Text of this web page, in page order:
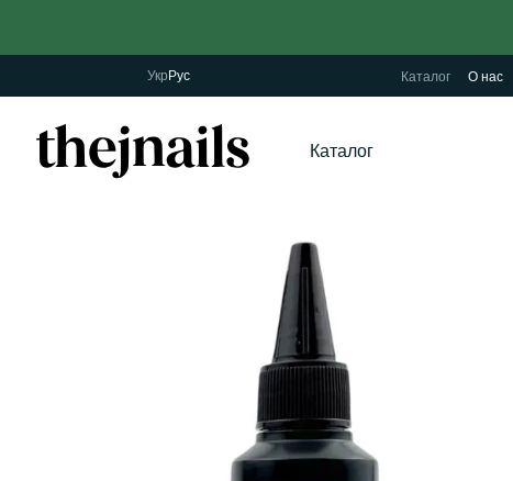
Укр Рус Каталог О нас
Каталог